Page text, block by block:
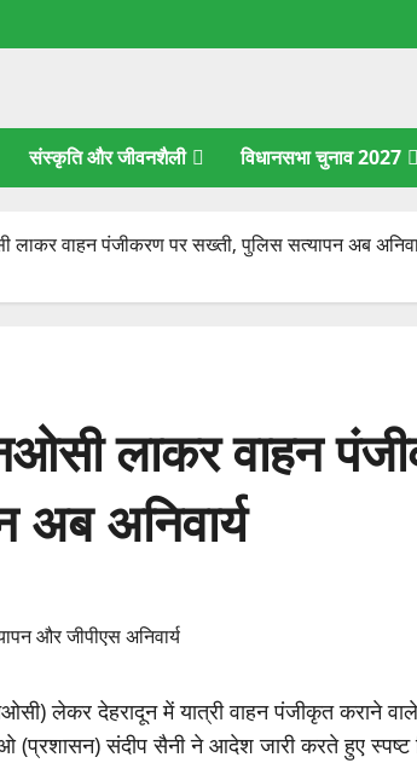
संस्कृति और जीवनशैली विधानसभा चुनाव 2027
लाकर वाहन पंजीकरण पर सख्ती, पुलिस सत्यापन अब
लाकर वाहन
अनिवार्य
लेकर देहरादून में यात्री वाहन पंजीकृत कराने
(प्रशासन) संदीप सैनी ने आदेश जारी करते हुए